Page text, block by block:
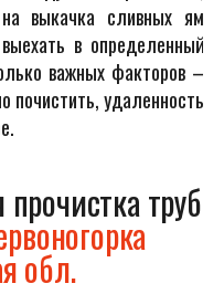
на выкачка сливных ям
в определенный
важных факторов –
почистить, удаленность
труб
обл.